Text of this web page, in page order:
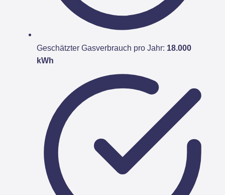
Geschätzter Gasverbrauch pro Jahr: 18.000
kWh